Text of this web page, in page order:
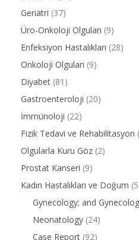
Geriatri (37)
Üro-Onkoloji Olguları (9)
Enfeksiyon Hastalıkları (28)
Onkoloji Olguları (9)
Diyabet (81)
Gastroenteroloji (20)
İmmünoloji (22)
Fizik Tedavi ve Rehabilitasyon
Olgularla Kuru Göz (2)
Prostat Kanseri (9)
Kadın Hastalıkları ve Doğum
Gynecology; and
Neonatology (24)
Case Report (92)